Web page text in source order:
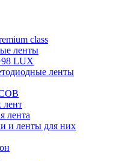
class
ленты
LUX
ленты
лент
лента
и ленты для них